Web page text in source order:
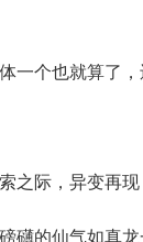
个也就算了，
际，异变再现
的仙气如真龙